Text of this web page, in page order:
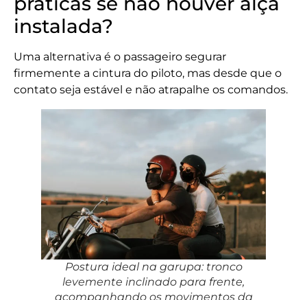
instalada?
Uma alternativa é o passageiro segurar
firmemente a cintura do piloto, mas desde que o
contato seja estável e não atrapalhe os comandos.
Postura ideal na garupa: tronco
levemente inclinado para frente,
acompanhando os movimentos da